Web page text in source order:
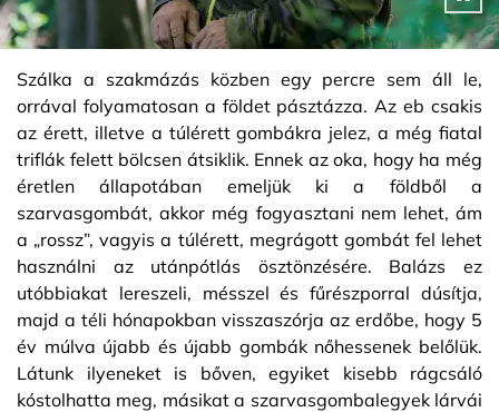
Szálka a szakmázás közben egy percre sem áll le,
orrával folyamatosan a földet pásztázza. Az eb csakis
az érett, illetve a túlérett gombákra jelez, a még fiatal
triflák felett bölcsen átsiklik. Ennek az oka, hogy ha még
éretlen állapotában emeljük ki a földből a
szarvasgombát, akkor még fogyasztani nem lehet, ám
a „rossz”, vagyis a túlérett, megrágott gombát fel lehet
használni az utánpótlás ösztönzésére. Balázs ez
utóbbiakat lereszeli, mésszel és fűrészporral dúsítja,
majd a téli hónapokban visszaszórja az erdőbe, hogy 5
év múlva újabb és újabb gombák nőhessenek belőlük.
Látunk ilyeneket is bőven, egyiket kisebb rágcsáló
kóstolhatta meg, másikat a szarvasgombalegyek lárvái